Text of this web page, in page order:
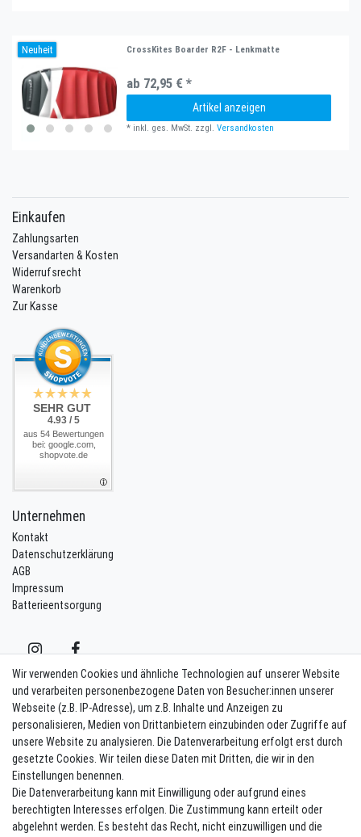
Neuheit CrossKites Boarder R2F - Lenkmatte
ab 72,95 € *
Artikel anzeigen
* inkl. ges. MwSt. zzgl.Versandkosten
Einkaufen
Zahlungsarten
Versandarten & Kosten
Widerrufsrecht
Warenkorb
Zur Kasse
SEHR GUT
4.93 / 5
aus 54 Bewertungen
bei: google.com,
shopvote.de
Unternehmen
Kontakt
Datenschutzerklärung
AGB
Impressum
Batterieentsorgung
Vertrag widerrufen Kontakt
Newsletter eintragen
Melde Dich an um alle Vorteile zu genießen. Plus 10 EUR Gutschein für
die Newsletteranmeldung, einlösbar ab 75 EUR Warenwert!
E-MAIL **
Newsletter
Wir verwenden Cookies und ähnliche Technologien auf unserer Website
und verarbeiten personenbezogene Daten von Besucher:innen unserer
Webseite (z.B. IP-Adresse), um z.B. Inhalte und Anzeigen zu
personalisieren, Medien von Drittanbietern einzubinden oder Zugriffe auf
unsere Website zu analysieren. Die Datenverarbeitung erfolgt erst durch
gesetzte Cookies. Wir teilen diese Daten mit Dritten, die wir in den
Einstellungen benennen.
Die Datenverarbeitung kann mit Einwilligung oder aufgrund eines
berechtigten Interesses erfolgen. Die Zustimmung kann erteilt oder
abgelehnt werden. Es besteht das Recht, nicht einzuwilligen und die